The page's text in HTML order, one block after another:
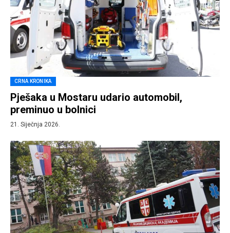
CRNA KRONIKA
Pješaka u Mostaru udario automobil,
preminuo u bolnici
21. Siječnja 2026.